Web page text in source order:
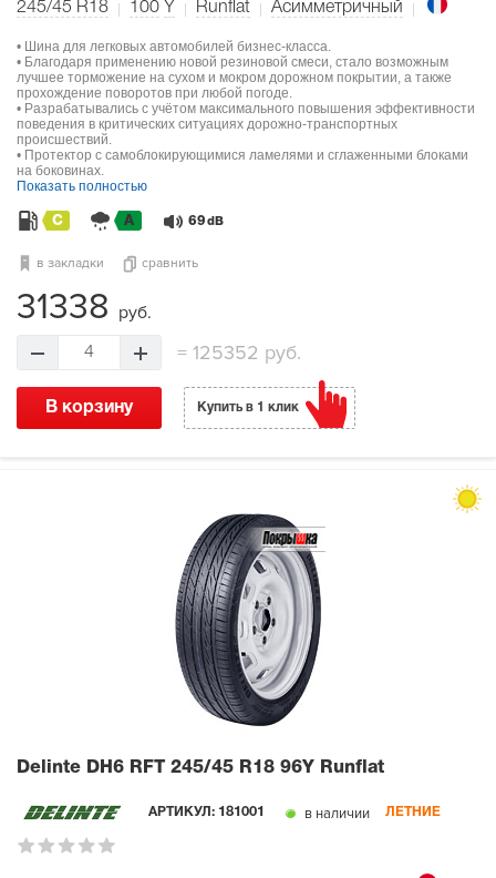
245/45 R18 100 Y Runflat Асимметричный
• Шина для легковых автомобилей бизнес-класса.
• Благодаря применению новой резиновой смеси, стало возможным
лучшее торможение на сухом и мокром дорожном покрытии, а также
прохождение поворотов при любой погоде.
• Разрабатывались с учётом максимального повышения эффективности
поведения в критических ситуациях дорожно-транспортных
происшествий.
• Протектор с самоблокирующимися ламелями и сглаженными блоками
на боковинах.
Показать полностью
C A 69 dB
в закладки сравнить
31338 руб.
4 =125352 руб.
В корзину Купить в 1 клик
Delinte DH6 RFT 245/45 R18 96Y Runflat
АРТИКУЛ: 181001 в наличии ЛЕТНИЕ